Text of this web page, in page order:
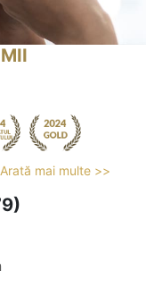
Arată mai multe >>